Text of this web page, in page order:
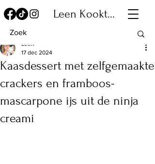
Leen Kookt...
Kaasdessert met zelfgemaakte
crackers en framboos-
mascarpone ijs uit de ninja
creami
Leen
17 dec 2024